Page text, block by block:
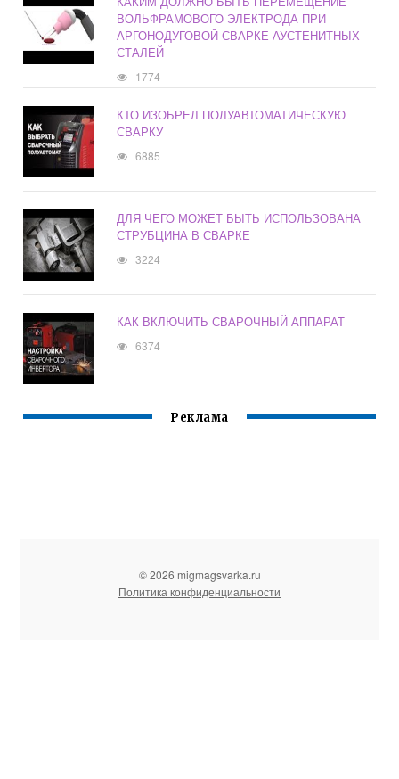
ВОЛЬФРАМОВОГО ЭЛЕКТРОДА ПРИ
АРГОНОДУГОВОЙ СВАРКЕ АУСТЕНИТНЫХ
СТАЛЕЙ
1774
КТО ИЗОБРЕЛ ПОЛУАВТОМАТИЧЕСКУЮ
СВАРКУ
6885
ДЛЯ ЧЕГО МОЖЕТ БЫТЬ ИСПОЛЬЗОВАНА
СТРУБЦИНА В СВАРКЕ
3224
КАК ВКЛЮЧИТЬ СВАРОЧНЫЙ АППАРАТ
6374
Реклама
© 2026 migmagsvarka.ru
Политика конфиденциальности